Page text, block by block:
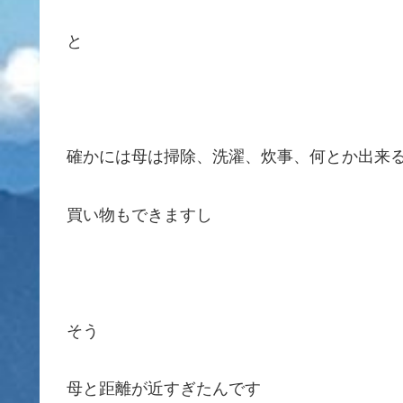
と
確かには母は掃除、洗濯、炊事、何とか出来
買い物もできますし
そう
母と距離が近すぎたんです